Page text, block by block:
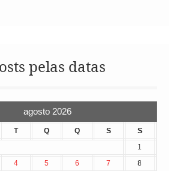
pelas datas
agosto 2026
T Q Q S
S
1
4 5 6 7
8